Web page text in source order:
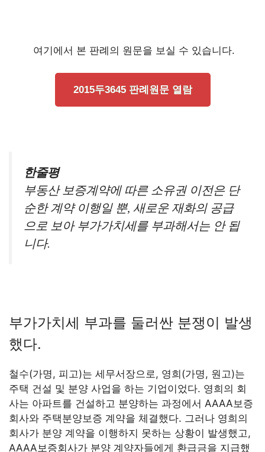
여기에서 본 판례의 원문을 보실 수 있습니다.
2015두3645 판례원문 열람
한줄평
부동산 보증계약에 따른 소유권 이전은 단
순한 계약 이행일 뿐, 새로운 재화의 공급
으로 보아 부가가치세를 부과해서는 안 됩
니다.
부가가치세 부과를 둘러싼 분쟁이 발생
했다.
철수(가명, 피고)는 세무서장으로, 영희(가명, 원고)는
주택 건설 및 분양 사업을 하는 기업이었다. 영희의 회
사는 아파트를 건설하고 분양하는 과정에서 AAAA보증
회사와 주택분양보증 계약을 체결했다. 그러나 영희의
회사가 분양 계약을 이행하지 못하는 상황이 발생했고,
AAAA보증회사가 분양 계약자들에게 환급금을 지급했